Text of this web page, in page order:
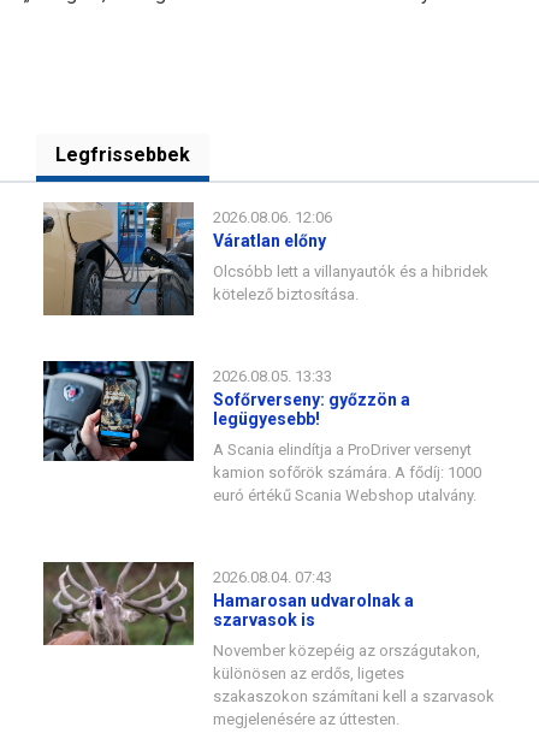
Legfrissebbek
2026.08.06. 12:06
Váratlan előny
Olcsóbb lett a villanyautók és a hibridek
kötelező biztosítása.
2026.08.05. 13:33
Sofőrverseny: győzzön a
legügyesebb!
A Scania elindítja a ProDriver versenyt
kamion sofőrök számára. A fődíj: 1000
euró értékű Scania Webshop utalvány.
2026.08.04. 07:43
Hamarosan udvarolnak a
szarvasok is
November közepéig az országutakon,
különösen az erdős, ligetes
szakaszokon számítani kell a szarvasok
megjelenésére az úttesten.